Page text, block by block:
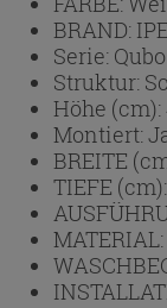
BRAND:
Serie: Qubo
Struktur:
Höhe (cm):
Montiert:
BREITE
TIEFE (cm):
MATERIAL: